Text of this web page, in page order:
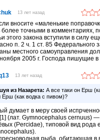
13 лет назад
вносите «маленькие
более точными в комментариях,
этого закона вступили в силу
п. 2 ч. 1 ст. 85
местного самоуправления
2005 г. Господа пишущие
13 лет назад
из Назарета: А все таки он Ерш
Ёрш (как водка с пивом)?
думает в меру своей
(лат. Gymnocephalus cernuus)
(Percidae), типовой вид рода